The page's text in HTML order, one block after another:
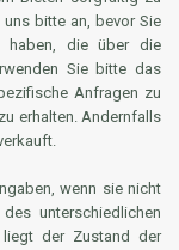
bitte an, bevor Sie
haben, die über die
Sie bitte das
Anfragen zu
erhalten. Andernfalls
wenn sie nicht
unterschiedlichen
der Zustand der